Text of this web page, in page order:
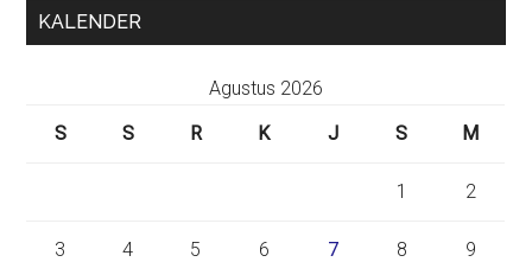
KALENDER
Agustus 2026
S
S R K J S M
1 2
3 4 5 6 7 8 9